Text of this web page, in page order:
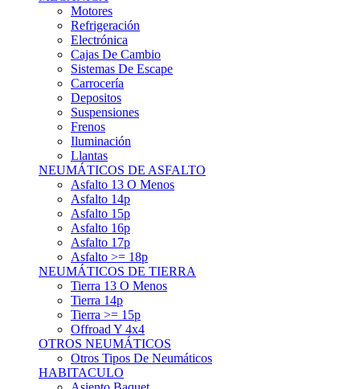
Motores
Refrigeración
Electrónica
Cajas De Cambio
Sistemas De Escape
Carrocería
Depositos
Suspensiones
Frenos
Iluminación
Llantas
NEUMÁTICOS DE ASFALTO
Asfalto 13 O Menos
Asfalto 14p
Asfalto 15p
Asfalto 16p
Asfalto 17p
Asfalto >= 18p
NEUMÁTICOS DE TIERRA
Tierra 13 O Menos
Tierra 14p
Tierra >= 15p
Offroad Y 4x4
OTROS NEUMÁTICOS
Otros Tipos De Neumáticos
HABITACULO